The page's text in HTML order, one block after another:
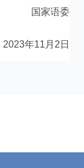
国家语委
2023年11月2日